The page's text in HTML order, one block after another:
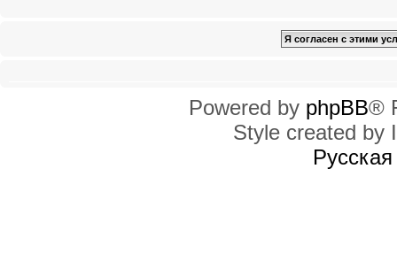
Powered by phpBB®
Style created by